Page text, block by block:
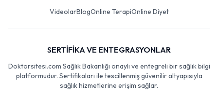
VideolarBlogOnline TerapiOnline Diyet
SERTİFİKA VE ENTEGRASYONLAR
Doktorsitesi.com Sağlık Bakanlığı onaylı ve entegreli bir sağlık bilgi
platformudur. Sertifikaları ile tescillenmiş güvenilir altyapısıyla
sağlık hizmetlerine erişim sağlar.